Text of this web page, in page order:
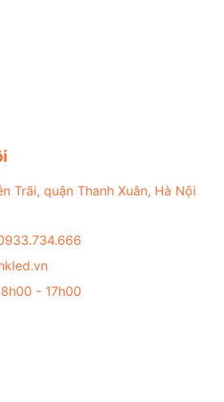
Trãi, quận Thanh Xuân, Hà Nội
- 17h00